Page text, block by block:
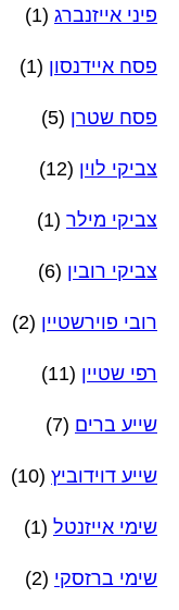
פיני אייזנברג (1)
פסח איידנסון (1)
פסח שטרן (5)
צביקי לוין (12)
צביקי מילר (1)
צביקי רובין (6)
רובי פוירשטיין (2)
רפי שטיין (11)
שייע ברים (7)
שייע דוידוביץ (10)
שימי אייזנטל (1)
שימי ברזסקי (2)